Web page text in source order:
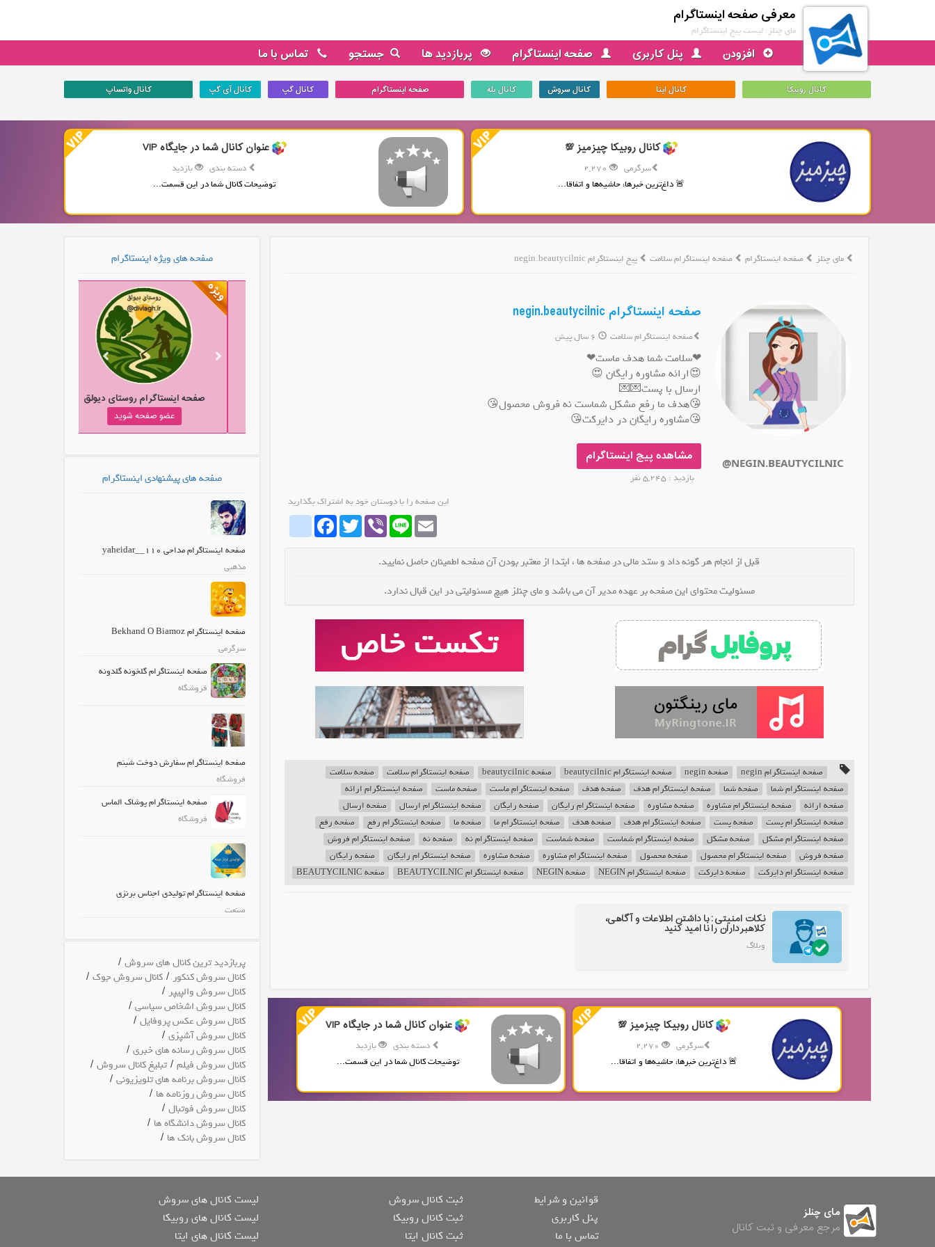
معرفی صفحه اینستاگرام
مای چنلز: لیست پیج اینستاگرام
افزودن پنل کاربری صفحه اینستاگرام پربازدید ها جستجو تماس با ما
کانال روبیکا کانال ایتا کانال سروش کانال بله صفحه اینستاگرام کانال گپ کانال آی گپ کانال واتساپ
کانال روبیکا چیزمیز 💯
سرگرمی
🚨 داغ‌ترین خبرها، حاشیه‌ها و اتفاقا...
عنوان کانال شما در جایگاه VIP
دسته بندی
بازدید
توضیحات کانال شما در این قسمت...
مای چنلز صفحه اینستاگرام صفحه اینستاگرام سلامت پیج اینستاگرام negin.beautycilnic
@NEGIN.BEAUTYCILNIC
صفحه اینستاگرام negin.beautycilnic
صفحه اینستاگرام سلامت
❤سلامت شما هدف ماست❤
😍ارائه مشاوره رایگان 😍
ارسال با پست💌💌
😘هدف ما رفع مشکل شماست نه فروش محصول😘
😘مشاوره رایگان در دایرکت😘
مشاهده پیج اینستاگرام
بازدید : 5,245 نفر
این صفحه را با دوستان خود به اشتراک بگذارید
whatinstagramFacebookTwitter Viber Line Email
قبل از انجام هر گونه داد و ستد مالی در صفحه ها ، ابتدا از معتبر بودن آن صفحه اطمینان حاصل نمایید.
مسئولیت محتوای این صفحه بر عهده مدیر آن می باشد و مای چنلز هیچ مسئولیتی در این قبال ندارد.
صفحه اینستاگرام negin صفحه negin صفحه اینستاگرام beautycilnic صفحه beautycilnic صفحه اینستاگرام سلامت
صفحه سلامت
صفحه اینستاگرام شما
صفحه شما صفحه اینستاگرام هدف صفحه هدف صفحه اینستاگرام ماست صفحه ماست
صفحه اینستاگرام ارائه
صفحه ارائه
صفحه اینستاگرام مشاوره صفحه مشاوره صفحه اینستاگرام رایگان صفحه رایگان صفحه اینستاگرام ارسال
صفحه ارسال
صفحه اینستاگرام پست
صفحه پست صفحه اینستاگرام هدف صفحه هدف صفحه اینستاگرام ما صفحه ما صفحه اینستاگرام رفع
صفحه رفع
صفحه اینستاگرام مشکل
صفحه مشکل صفحه اینستاگرام شماست صفحه شماست صفحه اینستاگرام نه صفحه نه
صفحه اینستاگرام فروش
صفحه فروش
صفحه اینستاگرام محصول صفحه محصول صفحه اینستاگرام مشاوره صفحه مشاوره صفحه اینستاگرام رایگان
صفحه رایگان
صفحه اینستاگرام دایرکت
صفحه دایرکت صفحه اینستاگرام NEGIN صفحه NEGIN صفحه اینستاگرام BEAUTYCILNIC صفحه BEAUTYCILNIC
نکات امنیتی: با داشتن اطلاعات و آگاهی،
کلاهبرداران را نا امید کنید
وبلاگ
کانال روبیکا چیزمیز 💯
سرگرمی
2,270
🚨 داغ‌ترین خبرها، حاشیه‌ها و اتفاقا...
عنوان کانال شما در جایگاه VIP
دسته بندی
بازدید
توضیحات کانال شما در این قسمت...
صفحه های ویژه اینستاگرام
صفحه اینستاگرام روستای دیولق صفحه اینستاگرام وکیل خانواده
صفحه های پیشنهادی اینستاگرام
صفحه اینستاگرام مداحی yaheidar__110
مذهبی
صفحه اینستاگرام Bekhand O Biamoz
سرگرمی
صفحه اینستاگرام گلخونه گلدونه
فروشگاه
صفحه اینستاگرام سفارش دوخت شبنم
فروشگاه
صفحه اینستاگرام پوشاک الماس
فروشگاه
صفحه اینستاگرام تولیدی اجناس برنزی
صنعت
پربازدید ترین کانال های سروش/
کانال سروش کنکور/ کانال سروش جوک/
کانال سروش والپیپر/
کانال سروش اشخاص سیاسی/
کانال سروش عکس پروفایل/
کانال سروش آشپزی/
کانال سروش رسانه های خبری/
کانال سروش فیلم/ تبلیغ کانال سروش/
کانال سروش برنامه های تلویزیونی/
کانال سروش روزنامه ها /
کانال سروش فوتبال/
کانال سروش دانشگاه ها /
کانال سروش بانک ها /
مای چنلز
مرجع معرفی و ثبت کانال
قوانین و شرایط
پنل کاربری
تماس با ما
ثبت کانال سروش
ثبت کانال روبیکا
ثبت کانال ایتا
لیست کانال های سروش
لیست کانال های روبیکا
لیست کانال های ایتا